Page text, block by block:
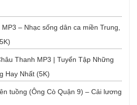
– Nhạc sống dân ca miền Trung,
Thanh MP3 | Tuyển Tập Những
Hay Nhất (5K)
tuồng (Ông Cò Quận 9) – Cải lương